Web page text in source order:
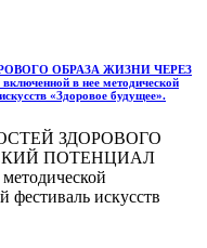
ОБРАЗА ЖИЗНИ ЧЕРЕЗ
в нее методической
«Здоровое будущее».
ЗДОРОВОГО
ПОТЕНЦИАЛ
фестиваль искусств